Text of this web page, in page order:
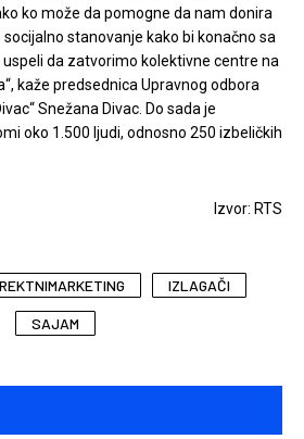
ko može da pomogne da nam donira
stanovanje kako bi konačno sa
da zatvorimo kolektivne centre na
kaže predsednica Upravnog odbora
Snežana Divac. Do sada je
oko 1.500 ljudi, odnosno 250 izbeličkih
Izvor: RTS
IZLAGAČI
SAJAM